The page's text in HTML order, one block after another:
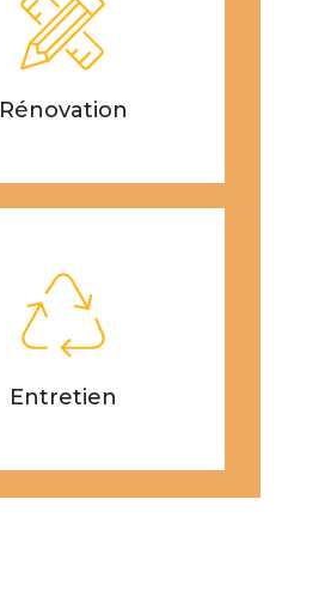
Rénovation
Entretien